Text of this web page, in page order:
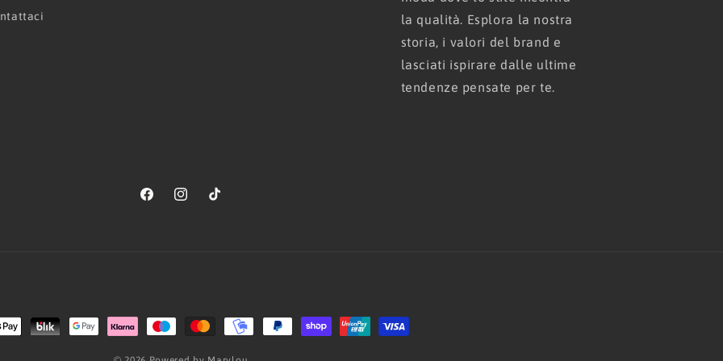
la qualità. Esplora la nostra
storia, i valori del brand e
lasciati ispirare dalle ultime
tendenze pensate per te.
FacebookInstagramTikTok
Metodi